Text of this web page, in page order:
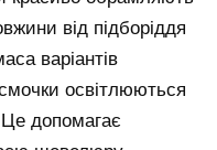
від підборіддя
варіантів
освітлюються
допомагає